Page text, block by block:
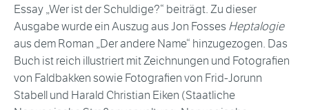
Essay „Wer ist der Schuldige?“ beiträgt. Zu dieser
Ausgabe wurde ein Auszug aus Jon Fosses Heptalogie
aus dem Roman „Der andere Name“ hinzugezogen. Das
Buch ist reich illustriert mit Zeichnungen und Fotografien
von Faldbakken sowie Fotografien von Frid-Jorunn
Stabell und Harald Christian Eiken (Staatliche